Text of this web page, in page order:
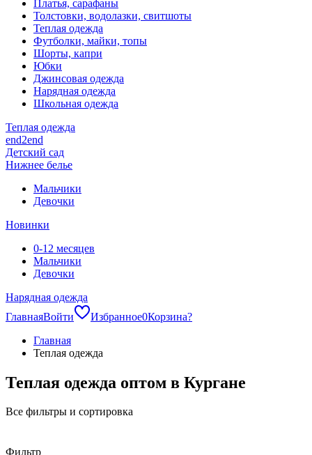
Платья, сарафаны
Толстовки, водолазки, свитшоты
Теплая одежда
Футболки, майки, топы
Шорты, капри
Юбки
Джинсовая одежда
Нарядная одежда
Школьная одежда
Теплая одежда
end2end
Детский сад
Нижнее белье
Мальчики
Девочки
Новинки
0-12 месяцев
Мальчики
Девочки
Нарядная одежда
ГлавнаяВойти Избранное0Корзина?
Главная
Теплая одежда
Теплая одежда оптом в Кургане
Все фильтры и сортировка
Фильтр